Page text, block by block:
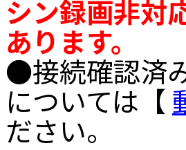
シン録画非対
あります。
●接続確認済
については【
ださい。